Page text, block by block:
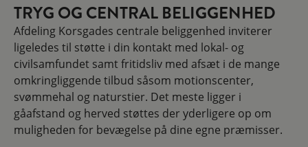
TRYG OG CENTRAL BELIGGENHED
Afdeling Korsgades centrale beliggenhed inviterer
ligeledes til støtte i din kontakt med lokal- og
civilsamfundet samt fritidsliv med afsæt i de mange
omkringliggende tilbud såsom motionscenter,
svømmehal og naturstier. Det meste ligger i
gåafstand og herved støttes der yderligere op om
muligheden for bevægelse på dine egne præmisser.